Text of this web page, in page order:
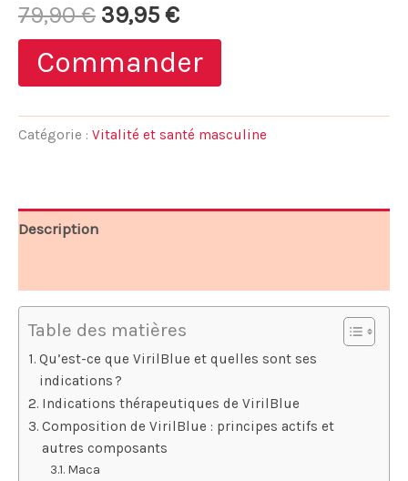
sur 5
basé sur
notations
client
79,90€ Le
prix
initial
était :
39,95 €Le
prix
actuel
est :
Commander
Catégorie : Vitalité et santé masculine
Description
Table des matières
Qu’est-ce que VirilBlue et quelles sont ses
indications ?
Indications thérapeutiques de VirilBlue
Composition de VirilBlue : principes actifs et
autres composants
Maca